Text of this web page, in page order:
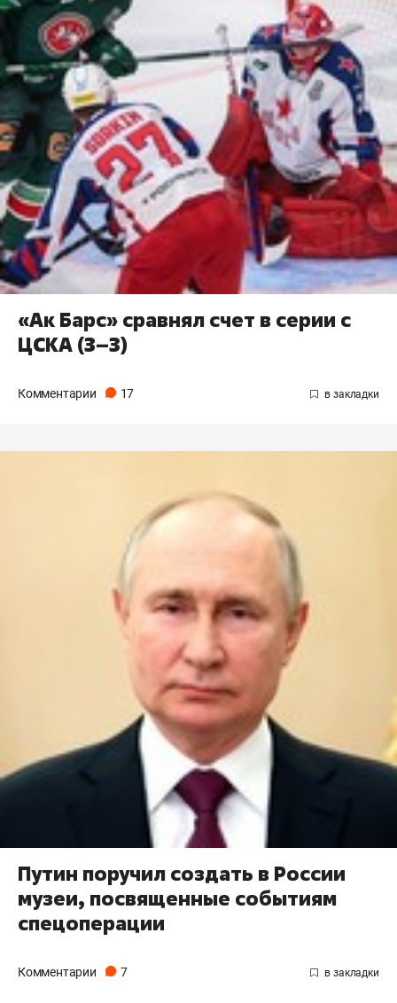
«Ак Барс» сравнял счет в серии с
ЦСКА (3–3)
Комментарии 17
Путин поручил создать в России
музеи, посвященные событиям
спецоперации
Комментарии 7